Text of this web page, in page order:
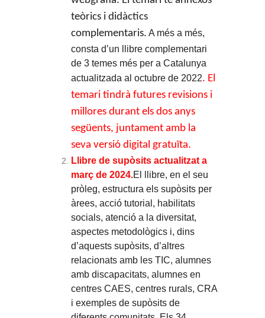
teòrics i didàctics
complementaris. A més a més,
consta d’un llibre complementari
de 3 temes més per a Catalunya
actualitzada al octubre de 2022. El
temari tindrà futures revisions i
millores durant els dos anys
següents, juntament amb la
seva versió digital gratuïta.
Llibre de supòsits actualitzat a
març de 2024.El llibre, en el seu
pròleg, estructura els supòsits per
àrees, acció tutorial, habilitats
socials, atenció a la diversitat,
aspectes metodològics i, dins
d’aquests supòsits, d’altres
relacionats amb les TIC, alumnes
amb discapacitats, alumnes en
centres CAES, centres rurals, CRA
i exemples de supòsits de